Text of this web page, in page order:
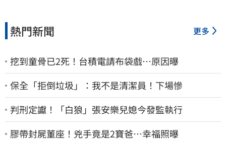
熱門新聞 更多
挖到童骨已2死！台積電請布袋戲…原因曝
保全「拒倒垃圾」：我不是清潔員！下場慘
判刑定讞！「白狼」張安樂兒媳今發監執行
膠帶封屍董座！兇手竟是2寶爸…幸福照曝